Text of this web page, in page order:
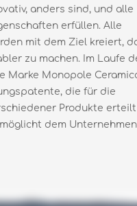
anders sind, und alle
erfüllen. Alle
mit dem Ziel kreiert,
zu machen. Im Laufe
Marke Monopole
die für die
Produkte erteilt
dem